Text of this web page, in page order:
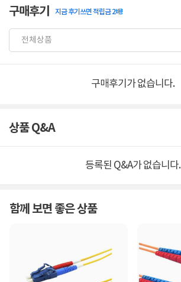
구매후기 지금 후기쓰면 적립금 2배!
구매후기가 없습니다.
상품 Q&A
등록된 Q&A가 없습니다.
함께 보면 좋은 상품